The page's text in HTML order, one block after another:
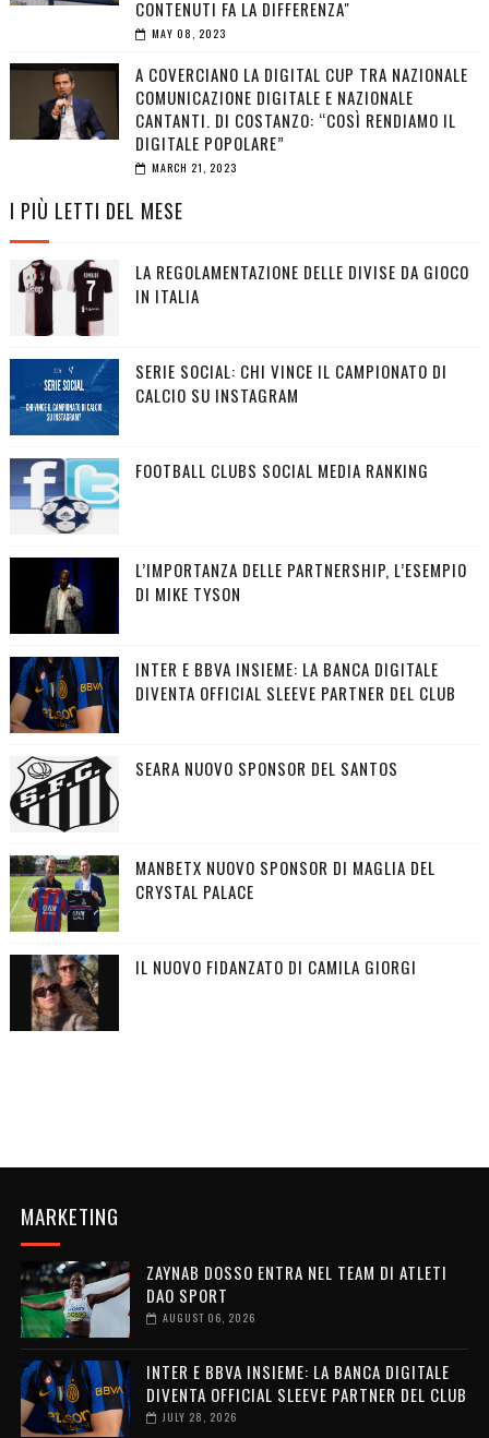
CONTENUTI FA LA DIFFERENZA"
MAY 08, 2023
A COVERCIANO LA DIGITAL CUP TRA NAZIONALE
COMUNICAZIONE DIGITALE E NAZIONALE
CANTANTI. DI COSTANZO: “COSÌ RENDIAMO IL
DIGITALE POPOLARE”
MARCH 21, 2023
I PIÙ LETTI DEL MESE
LA REGOLAMENTAZIONE DELLE DIVISE DA GIOCO
IN ITALIA
SERIE SOCIAL: CHI VINCE IL CAMPIONATO DI
CALCIO SU INSTAGRAM
FOOTBALL CLUBS SOCIAL MEDIA RANKING
L’IMPORTANZA DELLE PARTNERSHIP, L’ESEMPIO
DI MIKE TYSON
INTER E BBVA INSIEME: LA BANCA DIGITALE
DIVENTA OFFICIAL SLEEVE PARTNER DEL CLUB
SEARA NUOVO SPONSOR DEL SANTOS
MANBETX NUOVO SPONSOR DI MAGLIA DEL
CRYSTAL PALACE
IL NUOVO FIDANZATO DI CAMILA GIORGI
MARKETING
ZAYNAB DOSSO ENTRA NEL TEAM DI ATLETI
DAO SPORT
AUGUST 06, 2026
INTER E BBVA INSIEME: LA BANCA DIGITALE
DIVENTA OFFICIAL SLEEVE PARTNER DEL CLUB
JULY 28, 2026